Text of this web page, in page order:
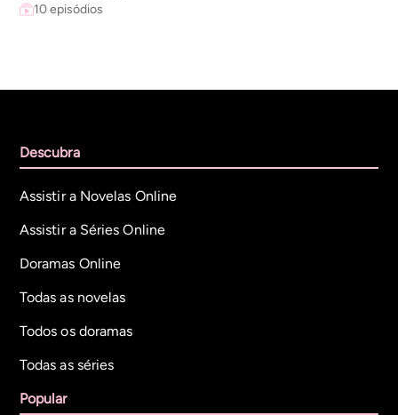
10 episódios
Descubra
Assistir a Novelas Online
Assistir a Séries Online
Doramas Online
Todas as novelas
Todos os doramas
Todas as séries
Popular